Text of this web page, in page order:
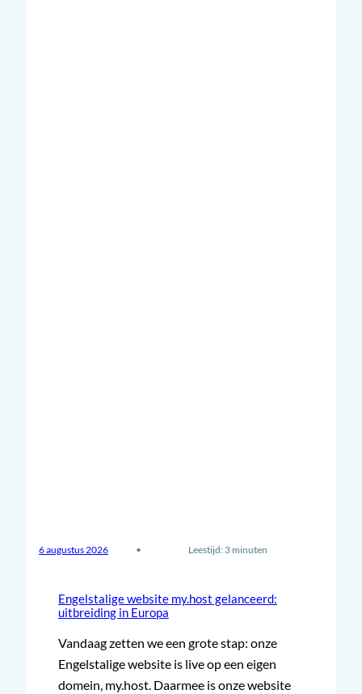
6 augustus 2026 • Leestijd: 3 minuten
Engelstalige website my.host gelanceerd:
uitbreiding in Europa
Vandaag zetten we een grote stap: onze
Engelstalige website is live op een eigen
domein, my.host. Daarmee is onze website